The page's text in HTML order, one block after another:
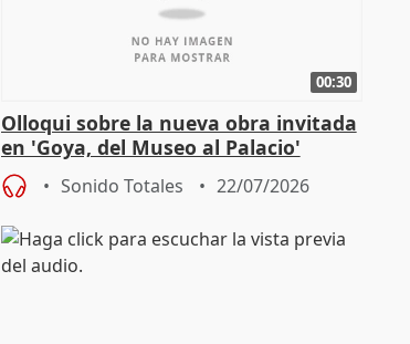
00:30
Olloqui sobre la nueva obra invitada
en 'Goya, del Museo al Palacio'
Sonido Totales 22/07/2026